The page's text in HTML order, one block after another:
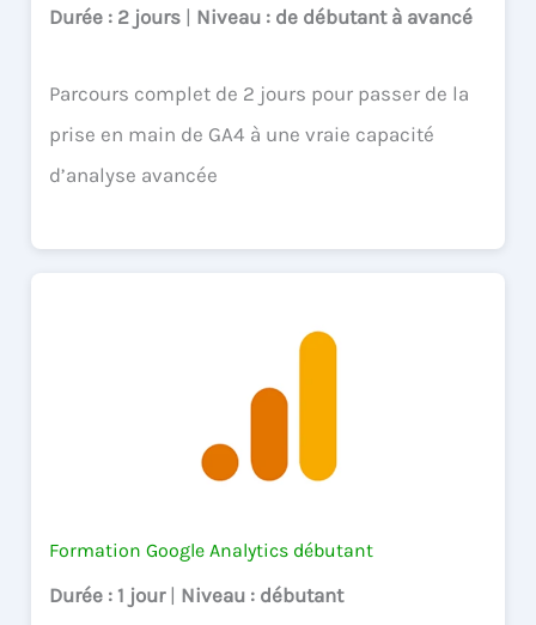
Durée : 2 jours | Niveau : de débutant à avancé
Parcours complet de 2 jours pour passer de la
prise en main de GA4 à une vraie capacité
d’analyse avancée
Formation Google Analytics débutant
Durée : 1 jour | Niveau : débutant